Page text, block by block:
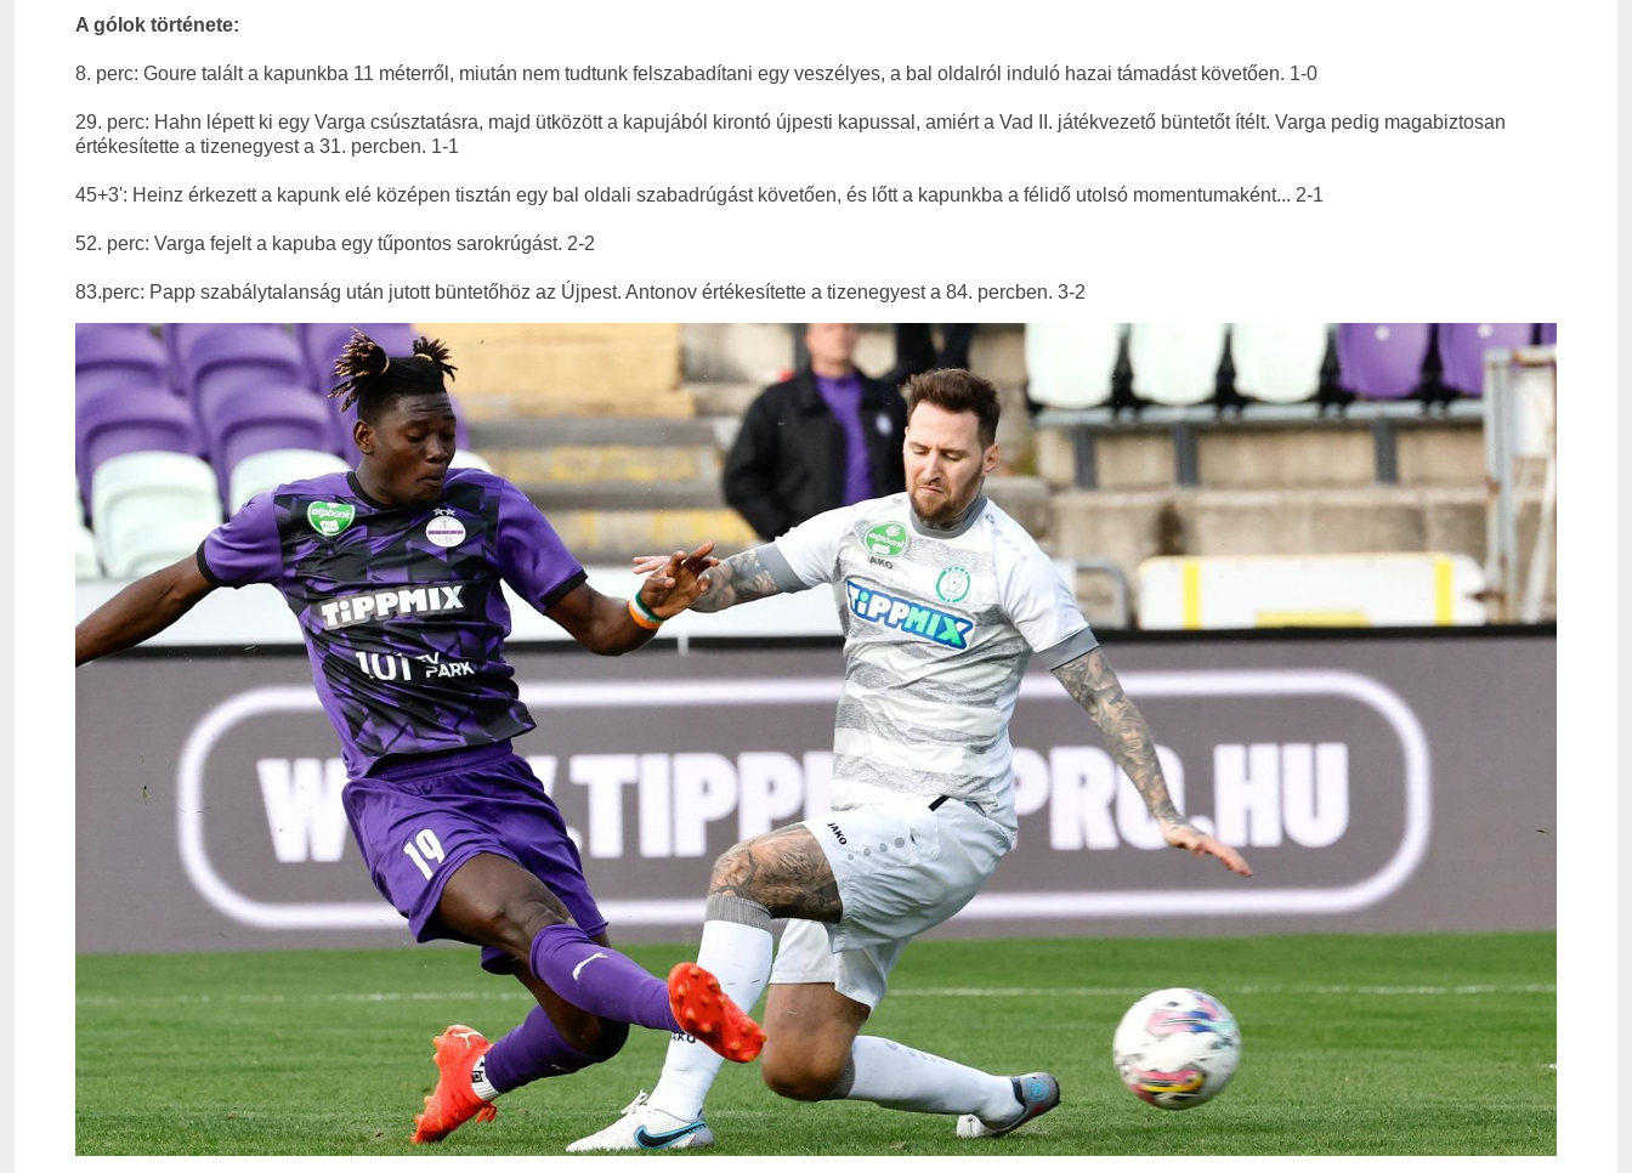
A gólok története:
8. perc: Goure talált a kapunkba 11 méterről, miután nem tudtunk felszabadítani egy veszélyes, a bal oldalról induló hazai támadást követően. 1-0
29. perc: Hahn lépett ki egy Varga csúsztatásra, majd ütközött a kapujából kirontó újpesti kapussal, amiért a Vad II. játékvezető büntetőt ítélt. Varga pedig magabiztosan
értékesítette a tizenegyest a 31. percben. 1-1
45+3': Heinz érkezett a kapunk elé középen tisztán egy bal oldali szabadrúgást követően, és lőtt a kapunkba a félidő utolsó momentumaként... 2-1
52. perc: Varga fejelt a kapuba egy tűpontos sarokrúgást. 2-2
83.perc: Papp szabálytalanság után jutott büntetőhöz az Újpest. Antonov értékesítette a tizenegyest a 84. percben. 3-2